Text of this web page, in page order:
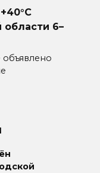
области 6–